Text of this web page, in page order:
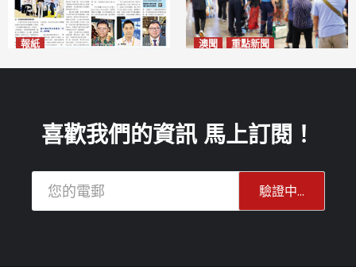
報紙 澳聞 重點新聞
2026-08-10
喜歡我們的資訊 馬上訂閱！